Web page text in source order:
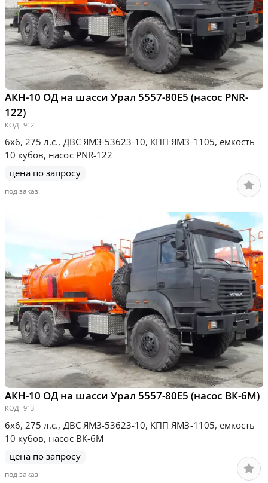
АКН-10 ОД на шасси Урал 5557-80Е5 (насос PNR-
122)
КОД: 912
6х6, 275 л.с., ДВС ЯМЗ-53623-10, КПП ЯМЗ-1105, емкость
10 кубов, насос PNR-122
цена по запросу
под заказ
АКН-10 ОД на шасси Урал 5557-80Е5 (насос ВК-6М)
КОД: 913
6х6, 275 л.с., ДВС ЯМЗ-53623-10, КПП ЯМЗ-1105, емкость
10 кубов, насос ВК-6М
цена по запросу
под заказ